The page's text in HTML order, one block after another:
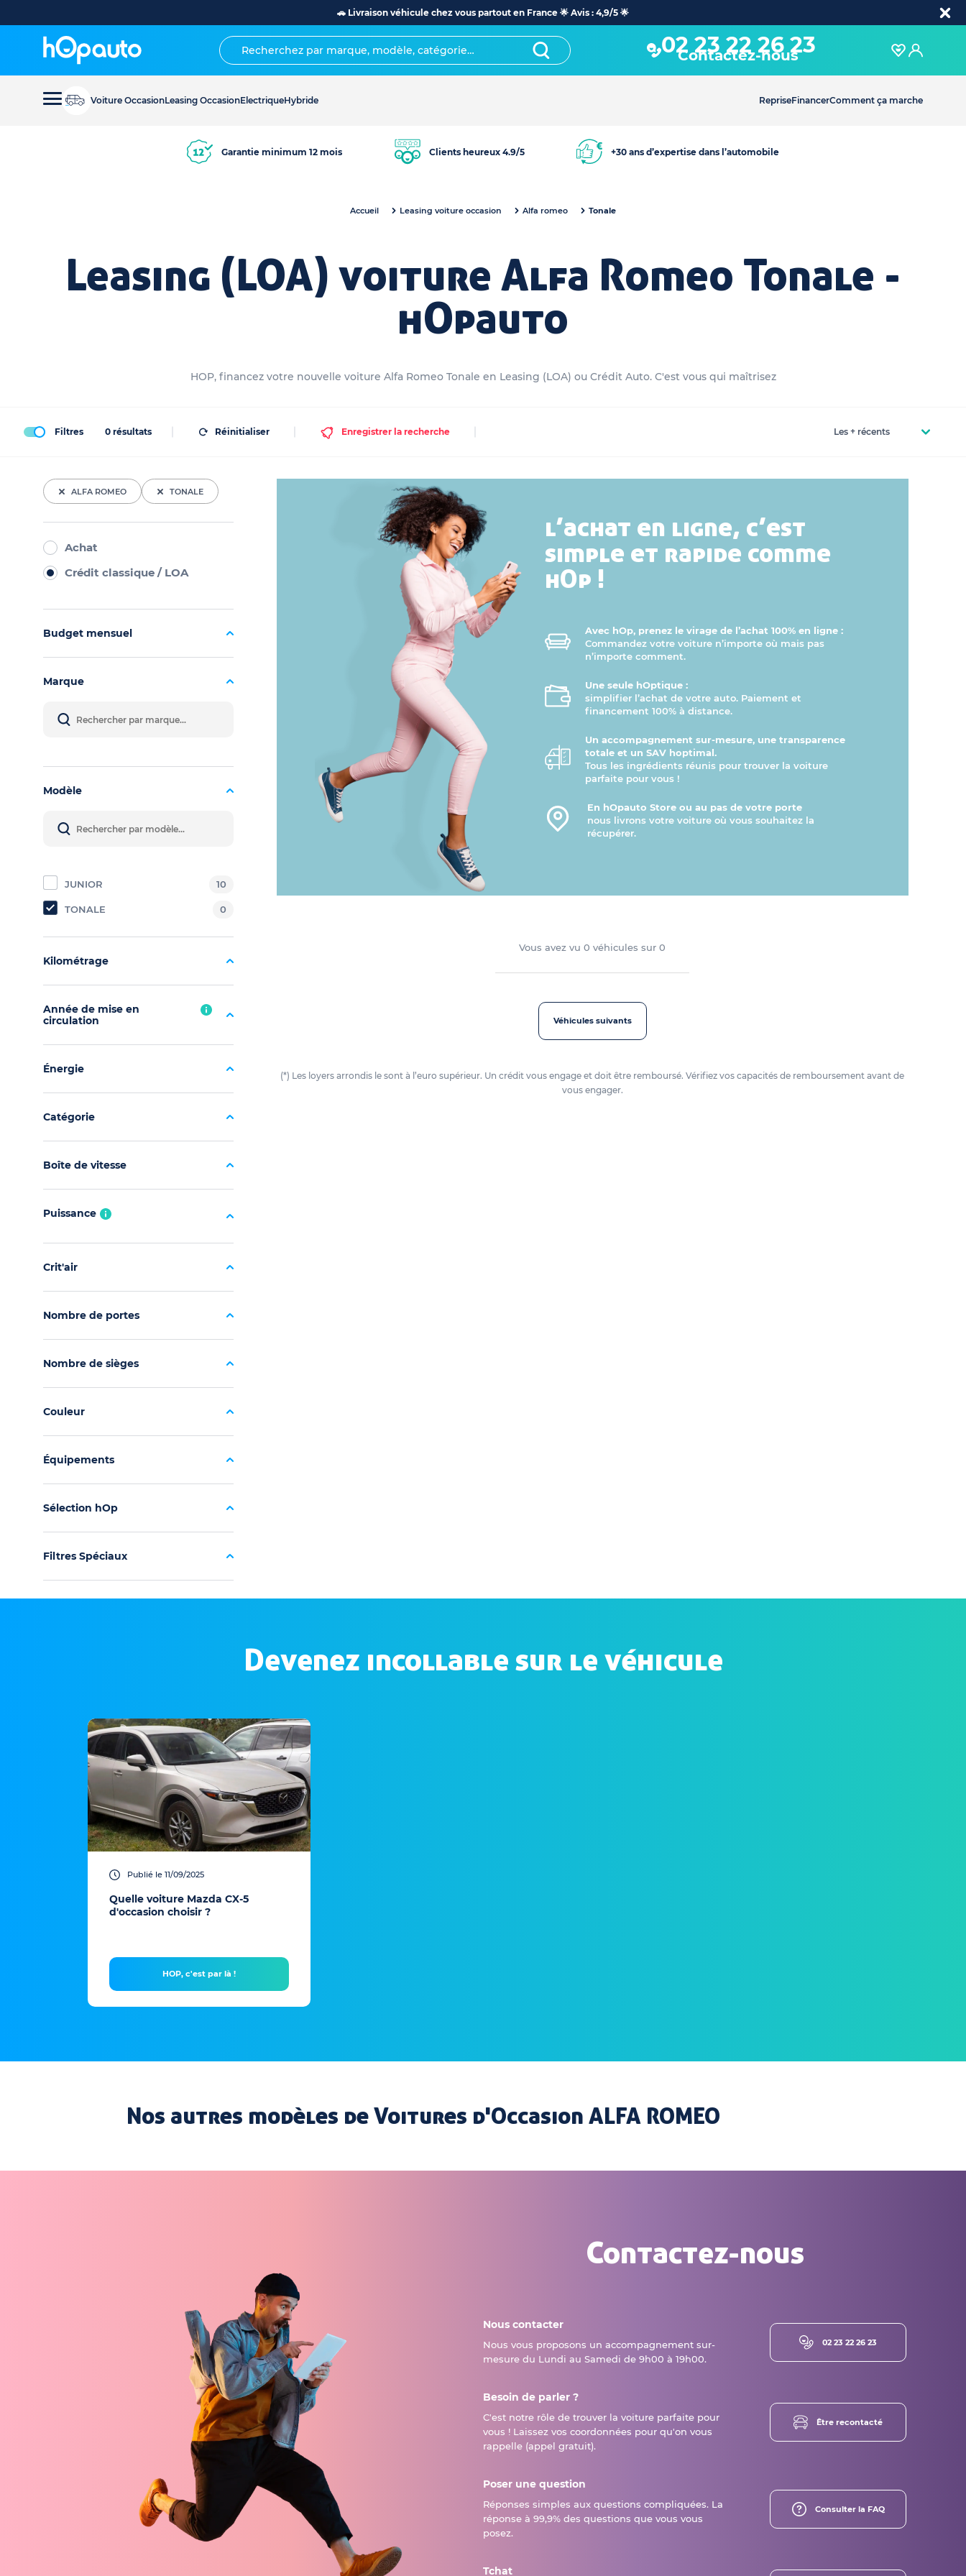
🚗 Livraison véhicule chez vous partout en France 🌟 Avis : 4,9/5 🌟
02 23 22 26 23
Contactez-nous
Voiture OccasionLeasing OccasionElectriqueHybride RepriseFinancerComment ça marche
Garantie minimum 12 mois Clients heureux 4.9/5 +30 ans d’expertise dans l’automobile
Accueil Leasing voiture occasion Alfa romeo Tonale
Leasing (LOA) voiture Alfa Romeo Tonale -
hOpauto
HOP, financez votre nouvelle voiture Alfa Romeo Tonale en Leasing (LOA) ou Crédit Auto. C'est vous qui maîtrisez
Filtres 0 résultats Réinitialiser Enregistrer la recherche
ALFA ROMEO TONALE
Achat
Crédit classique / LOA
Budget mensuel
Marque
Modèle
JUNIOR 10
TONALE 0
Kilométrage
Année de mise en
circulation
Énergie
Catégorie
Boîte de vitesse
Puissance
Crit'air
Nombre de portes
Nombre de sièges
Couleur
Équipements
Sélection hOp
Filtres Spéciaux
l’achat en ligne, c’est
simple et rapide comme
hOp !
Avec hOp, prenez le virage de l’achat 100% en ligne :
Commandez votre voiture n’importe où mais pas
n’importe comment.
Une seule hOptique :
simplifier l’achat de votre auto. Paiement et
financement 100% à distance.
Un accompagnement sur-mesure, une transparence
totale et un SAV hoptimal.
Tous les ingrédients réunis pour trouver la voiture
parfaite pour vous !
En hOpauto Store ou au pas de votre porte
nous livrons votre voiture où vous souhaitez la
récupérer.
Vous avez vu 0véhicules sur0
Véhicules suivants
(*) Les loyers arrondis le sont à l’euro supérieur. Un crédit vous engage et doit être remboursé. Vérifiez vos capacités de remboursement avant de
vous engager.
Devenez incollable sur le véhicule
Publié le 11/09/2025
Quelle voiture Mazda CX-5
d'occasion choisir ?
HOP, c'est par là !
Nos autres modèles de Voitures d'Occasion ALFA ROMEO
Contactez-nous
Nous contacter
Nous vous proposons un accompagnement sur-
mesure du Lundi au Samedi de 9h00 à 19h00.
02 23 22 26 23
Besoin de parler ?
C'est notre rôle de trouver la voiture parfaite pour
vous ! Laissez vos coordonnées pour qu'on vous
rappelle (appel gratuit).
Être recontacté
Poser une question
Réponses simples aux questions compliquées. La
réponse à 99,9% des questions que vous vous
posez.
Consulter la FAQ
Tchat